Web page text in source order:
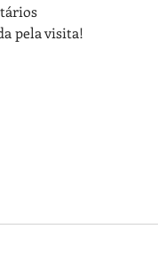
pela visita!